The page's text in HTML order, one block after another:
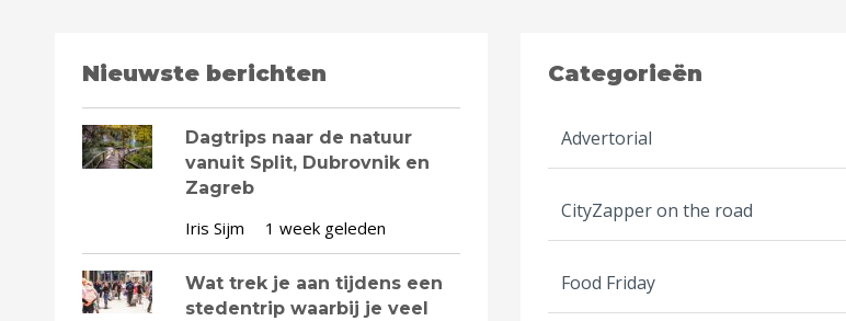
Nieuwste berichten
Dagtrips naar de natuur
vanuit Split, Dubrovnik en
Zagreb
Iris Sijm 1 week geleden
Wat trek je aan tijdens een
stedentrip waarbij je veel
Categorieën
Advertorial
CityZapper on the road
Food Friday